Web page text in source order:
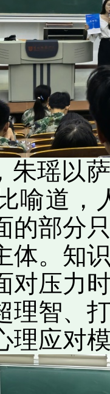
朱瑶以
喻道，
的部分
体。知
对压力
理智、
理应对